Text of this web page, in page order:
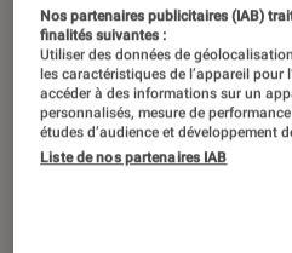
Les packs Fnac jeux
ne pas rater !
SÉLECTION
Jeux vidéo • 24 déc. 2020
Nos partenaires publicitaires (IAB)
finalités suivantes :
Utiliser des données de
les caractéristiques de l’appareil pour
accéder à des informations sur un
personnalisés, mesure de
études d’audience et développement
Liste de nos partenaires IAB